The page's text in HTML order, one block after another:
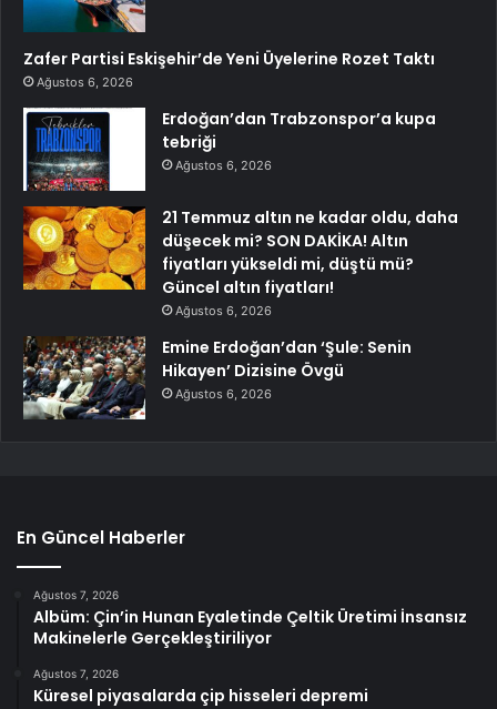
Zafer Partisi Eskişehir’de Yeni Üyelerine Rozet Taktı
Ağustos 6, 2026
Erdoğan’dan Trabzonspor’a kupa
tebriği
Ağustos 6, 2026
21 Temmuz altın ne kadar oldu, daha
düşecek mi? SON DAKİKA! Altın
fiyatları yükseldi mi, düştü mü?
Güncel altın fiyatları!
Ağustos 6, 2026
Emine Erdoğan’dan ‘Şule: Senin
Hikayen’ Dizisine Övgü
Ağustos 6, 2026
En Güncel Haberler
Ağustos 7, 2026
Albüm: Çin’in Hunan Eyaletinde Çeltik Üretimi İnsansız
Makinelerle Gerçekleştiriliyor
Ağustos 7, 2026
Küresel piyasalarda çip hisseleri depremi